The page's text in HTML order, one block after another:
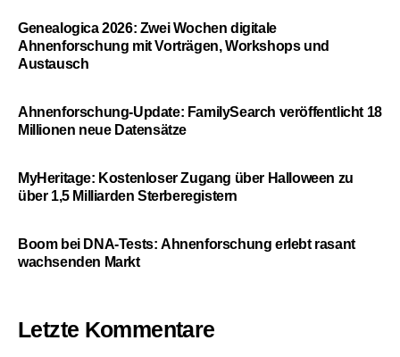
Genealogica 2026: Zwei Wochen digitale
Ahnenforschung mit Vorträgen, Workshops und
Austausch
Ahnenforschung-Update: FamilySearch veröffentlicht 18
Millionen neue Datensätze
MyHeritage: Kostenloser Zugang über Halloween zu
über 1,5 Milliarden Sterberegistern
Boom bei DNA-Tests: Ahnenforschung erlebt rasant
wachsenden Markt
Letzte Kommentare